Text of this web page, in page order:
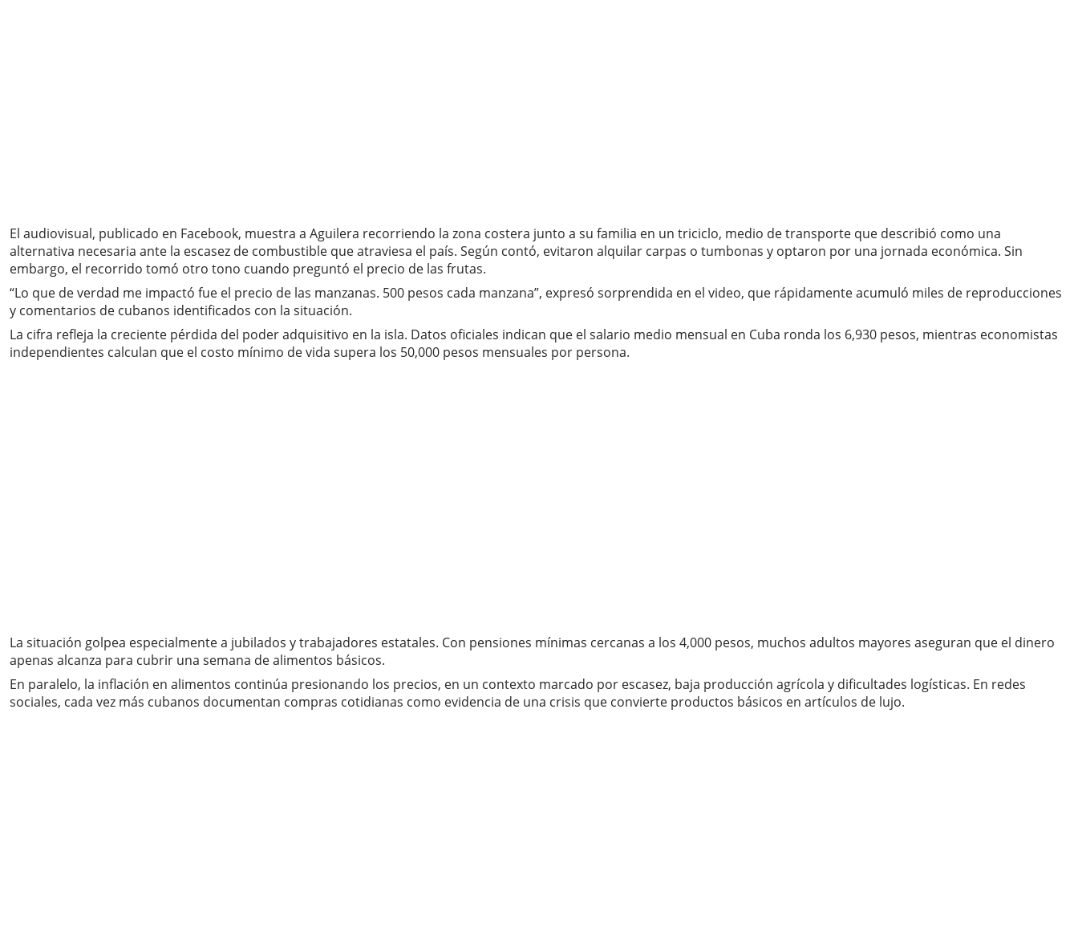
El audiovisual, publicado en Facebook, muestra a Aguilera recorriendo la zona costera junto a su familia en un triciclo, medio de transporte que describió como una
alternativa necesaria ante la escasez de combustible que atraviesa el país. Según contó, evitaron alquilar carpas o tumbonas y optaron por una jornada económica. Sin
embargo, el recorrido tomó otro tono cuando preguntó el precio de las frutas.
“Lo que de verdad me impactó fue el precio de las manzanas. 500 pesos cada manzana”, expresó sorprendida en el video, que rápidamente acumuló miles de reproducciones
y comentarios de cubanos identificados con la situación.
La cifra refleja la creciente pérdida del poder adquisitivo en la isla. Datos oficiales indican que el salario medio mensual en Cuba ronda los 6,930 pesos, mientras economistas
independientes calculan que el costo mínimo de vida supera los 50,000 pesos mensuales por persona.
La situación golpea especialmente a jubilados y trabajadores estatales. Con pensiones mínimas cercanas a los 4,000 pesos, muchos adultos mayores aseguran que el dinero
apenas alcanza para cubrir una semana de alimentos básicos.
En paralelo, la inflación en alimentos continúa presionando los precios, en un contexto marcado por escasez, baja producción agrícola y dificultades logísticas. En redes
sociales, cada vez más cubanos documentan compras cotidianas como evidencia de una crisis que convierte productos básicos en artículos de lujo.